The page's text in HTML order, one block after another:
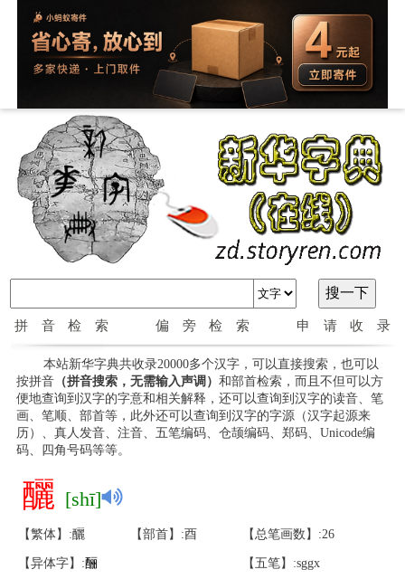
拼音检索 偏旁检索 申请收录
本站新华字典共收录20000多个汉字，可以直接搜索，也可以
按拼音（拼音搜索，无需输入声调） 和部首检索，而且不但可以方
便地查询到汉字的字意和相关解释，还可以查询到汉字的读音、笔
画、笔顺、部首等，此外还可以查询到汉字的字源（汉字起源来
历）、真人发音、注音、五笔编码、仓颉编码、郑码、Unicode编
码、四角号码等等。
釃 [shī]
【繁体】:釃 【部首】:酉 【总笔画数】:26
【异体字】:酾 【五笔】:sggx